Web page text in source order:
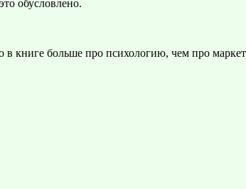
обусловлено.
в книге больше про психологию, чем про